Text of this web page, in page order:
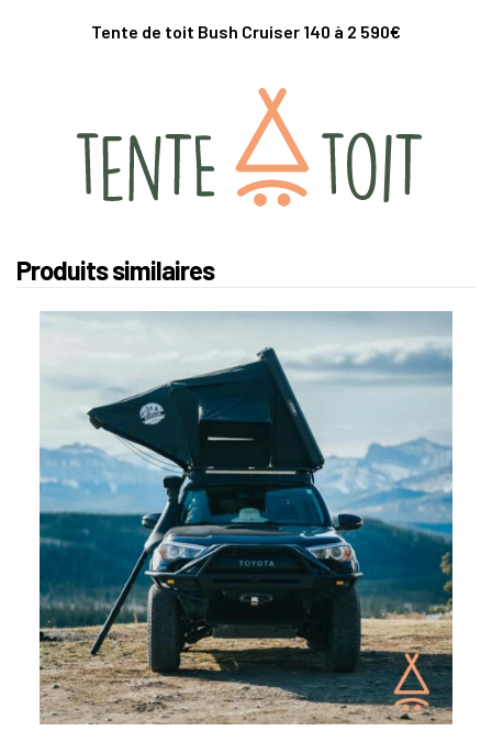
Tente de toit Bush Cruiser 140 à 2 590€
Produits similaires